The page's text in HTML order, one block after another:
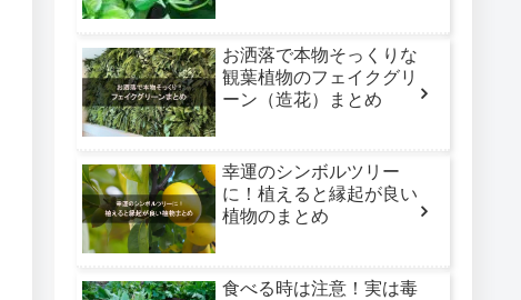
お洒落で本物そっくりな
観葉植物のフェイクグリ
ーン（造花）まとめ
幸運のシンボルツリー
に！植えると縁起が良い
植物のまとめ
食べる時は注意！実は毒